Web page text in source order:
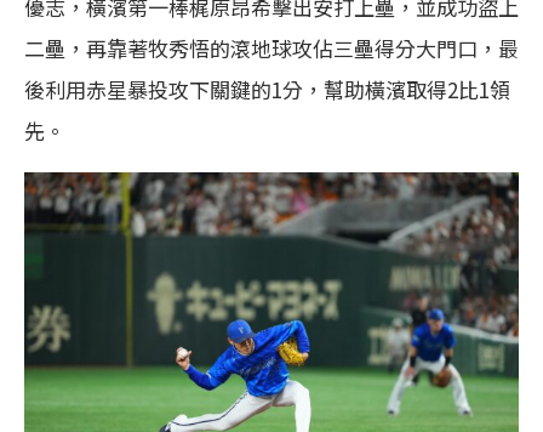
優志，橫濱第一棒梶原昂希擊出安打上壘，並成功盜上
二壘，再靠著牧秀悟的滾地球攻佔三壘得分大門口，最
後利用赤星暴投攻下關鍵的1分，幫助橫濱取得2比1領
先。